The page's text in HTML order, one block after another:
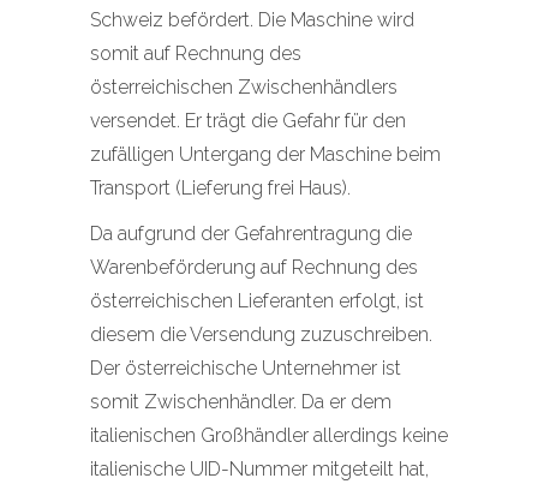
Schweiz befördert. Die Maschine wird
somit auf Rechnung des
österreichischen Zwischenhändlers
versendet. Er trägt die Gefahr für den
zufälligen Untergang der Maschine beim
Transport (Lieferung frei Haus).
Da aufgrund der Gefahrentragung die
Warenbeförderung auf Rechnung des
österreichischen Lieferanten erfolgt, ist
diesem die Versendung zuzuschreiben.
Der österreichische Unternehmer ist
somit Zwischenhändler. Da er dem
italienischen Großhändler allerdings keine
italienische UID-Nummer mitgeteilt hat,